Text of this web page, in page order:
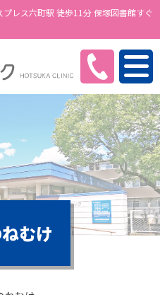
レス六町駅 徒歩11分 保塚図書館すぐ
むけ